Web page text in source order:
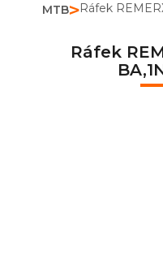
MTB
Ráfek
Ráfek